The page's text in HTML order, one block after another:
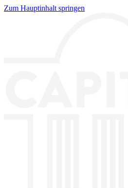
Zum Hauptinhalt springen